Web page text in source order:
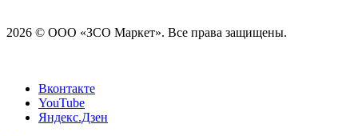
2026 © ООО «ЗСО Маркет». Все права защищены.
Вконтакте
YouTube
Яндекс.Дзен